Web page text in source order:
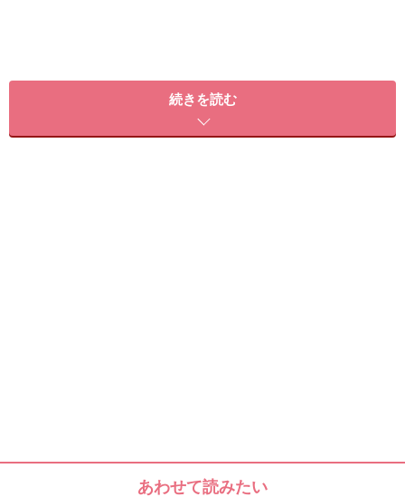
続きを読む
あわせて読みたい